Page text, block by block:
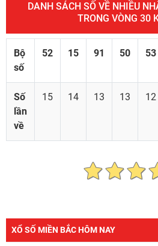
XỔ SỐ MIỀN BẮC HÔM NAY
DANH SÁCH SỐ VỀ NHIỀU
TRONG VÒNG 30
Bộ
số
52 15 91 50 53
Số
lần
về
15 14 13 13 12